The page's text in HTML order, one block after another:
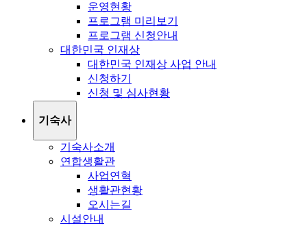
운영현황
프로그램 미리보기
프로그램 신청안내
대한민국 인재상
대한민국 인재상 사업 안내
신청하기
신청 및 심사현황
기숙사
기숙사소개
연합생활관
사업연혁
생활관현황
오시는길
시설안내